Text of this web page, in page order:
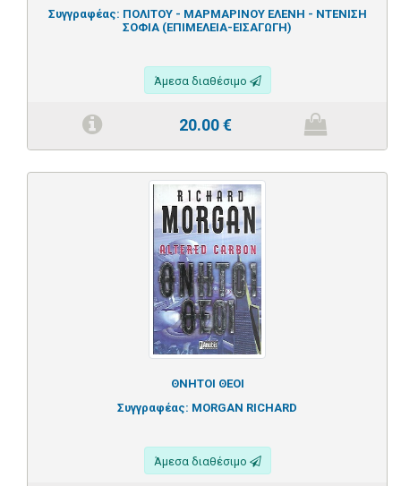
Συγγραφέας: ΠΟΛΙΤΟΥ - ΜΑΡΜΑΡΙΝΟΥ ΕΛΕΝΗ - ΝΤΕΝΙΣΗ
ΣΟΦΙΑ (ΕΠΙΜΕΛΕΙΑ-ΕΙΣΑΓΩΓΗ)
Άμεσα διαθέσιμο
20.00€
ΘΝΗΤΟΙ ΘΕΟΙ
Συγγραφέας: MORGAN RICHARD
Άμεσα διαθέσιμο